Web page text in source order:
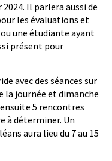
2024. Il parlera aussi de
les évaluations et
une étudiante ayant
présent pour
avec des séances sur
la journée et dimanche
5 rencontres
à déterminer. Un
aura lieu du 7 au 15